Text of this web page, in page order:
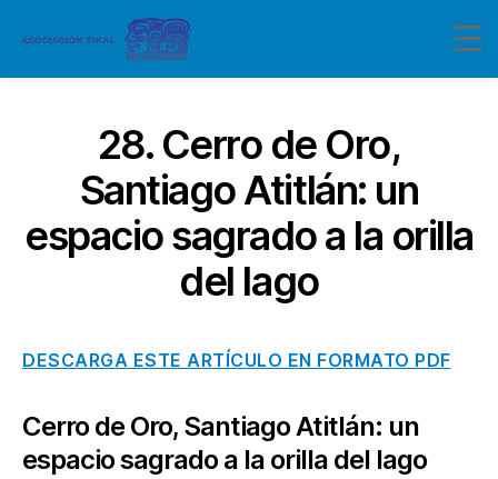
28. Cerro de Oro,
Santiago Atitlán: un
espacio sagrado a la orilla
del lago
DESCARGA ESTE ARTÍCULO EN FORMATO PDF
Cerro de Oro, Santiago Atitlán: un
espacio sagrado a la orilla del lago